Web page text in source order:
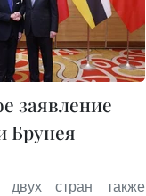
заявление
Брунея
двух стран также